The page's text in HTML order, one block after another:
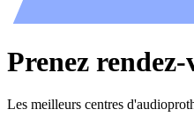
Prenez
Les meilleurs centres